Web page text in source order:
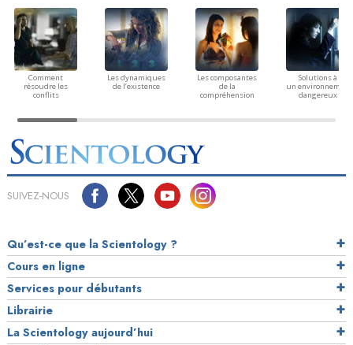
Comment
résoudre les
conflits
Les dynamiques
de l’existence
Les composantes
de la
compréhension
Solutions à
un environnement
dangereux
SUIVEZ-NOUS
Qu’est-ce que la Scientology ?
Cours en ligne
Services pour débutants
Librairie
La Scientology aujourd’hui